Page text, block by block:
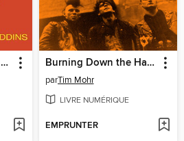
Bing Crosby: Swinging on a Star Burning Down the Haus
parTim Mohr
LIVRE NUMÉRIQUE
EMPRUNTER